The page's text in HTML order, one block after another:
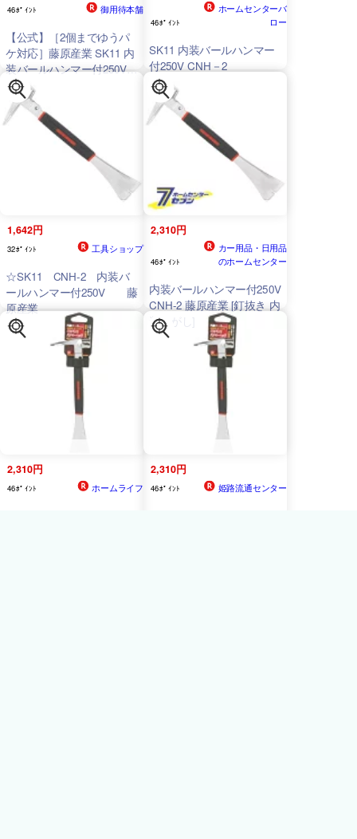
46ﾎﾟｲﾝﾄ 御用待本舗
【公式】［2個までゆうパ
ケ対応］藤原産業 SK11 内
装バールハンマー付250V
CNH-2
46ﾎﾟｲﾝﾄ
ホームセンターバ
ロー
SK11 内装バールハンマー
付250V CNH－2
1,642円
32ﾎﾟｲﾝﾄ 工具ショップ
☆SK11 CNH-2 内装バ
ールハンマー付250V 藤
原産業
2,310円
46ﾎﾟｲﾝﾄ
カー用品・日用品
のホームセンター
内装バールハンマー付250V
CNH-2 藤原産業 [釘抜き 内
装はがし]
2,310円
46ﾎﾟｲﾝﾄ ホームライフ
2,310円
46ﾎﾟｲﾝﾄ 姫路流通センター